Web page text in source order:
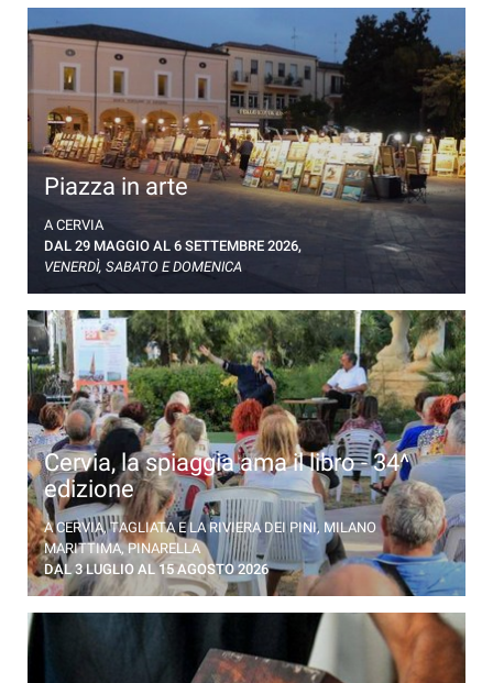
Piazza in arte
Estemporanea di pittura in Piazza Garibaldi a Cervia
A CERVIA
DAL 29 MAGGIO AL 6 SETTEMBRE 2026,
VENERDÌ, SABATO E DOMENICA
Cervia, la spiaggia ama il libro - 34^
edizione
Incontri con gli autori degli ultimi successi letterari.
Un programma ricco di appuntamenti
A CERVIA, TAGLIATA E LA RIVIERA DEI PINI, MILANO
MARITTIMA, PINARELLA
DAL 3 LUGLIO AL 15 AGOSTO 2026